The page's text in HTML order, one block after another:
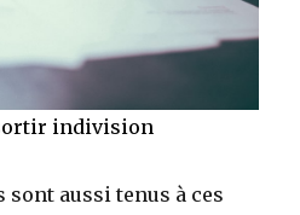
indivision
aussi tenus à ces